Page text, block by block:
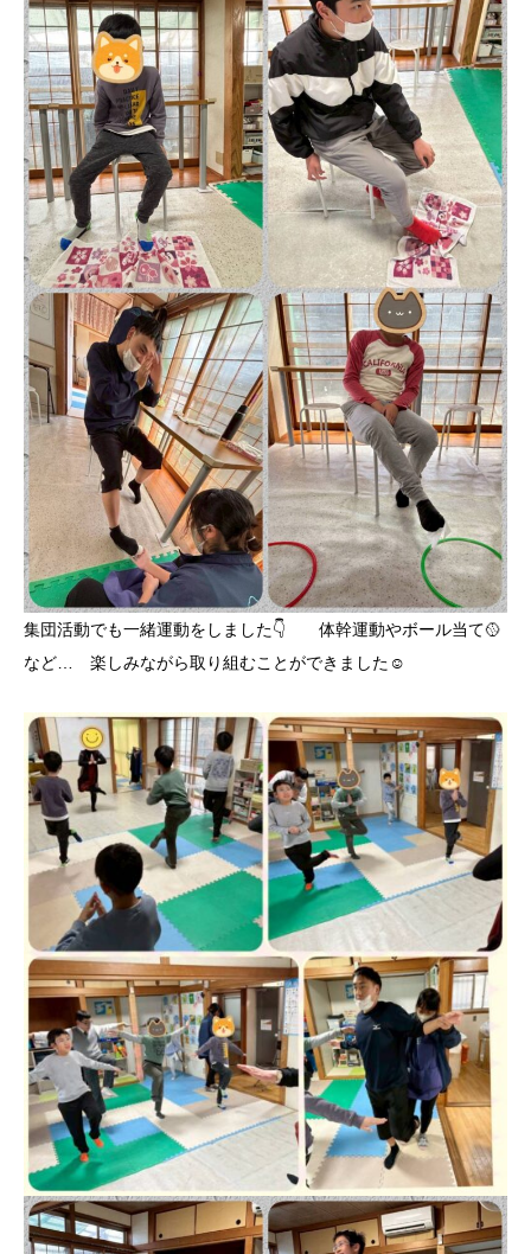
集団活動でも一緒運動をしました👇️ 体幹運動やボール当て🥎
など… 楽しみながら取り組むことができました☺️